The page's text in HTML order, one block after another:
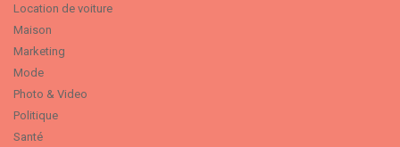
Location de voiture
Maison
Marketing
Mode
Photo & Video
Politique
Santé